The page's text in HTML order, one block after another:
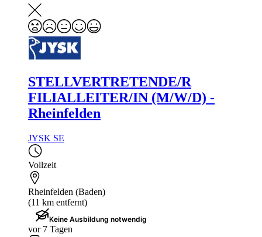
STELLVERTRETENDE/R
FILIALLEITER/IN (M/W/D) -
Rheinfelden
JYSK SE
Vollzeit
Rheinfelden (Baden)
(11 km entfernt)
Keine Ausbildung notwendig
vor 7 Tagen